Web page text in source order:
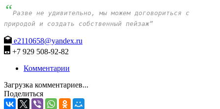
“Разве не удивительно, мы можем договориться с
природой и создать собственный пейзаж”
e2110658@yandex.ru
+7 929 508-92-82
Комментарии
Загрузка комментариев...
Поделиться